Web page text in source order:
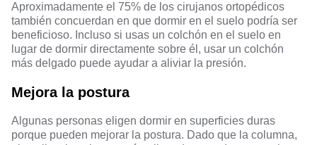
Aproximadamente el 75% de los cirujanos ortopédicos
también concuerdan en que dormir en el suelo podría ser
beneficioso. Incluso si usas un colchón en el suelo en
lugar de dormir directamente sobre él, usar un colchón
más delgado puede ayudar a aliviar la presión.
Mejora la postura
Algunas personas eligen dormir en superficies duras
porque pueden mejorar la postura. Dado que la columna,